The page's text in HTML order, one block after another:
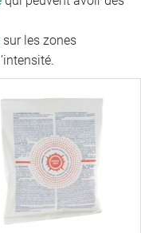
sur les zones